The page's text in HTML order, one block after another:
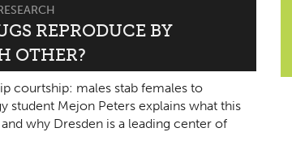
REPRODUCE BY
OTHER?
courtship: males stab females to
student Mejon Peters explains what this
why Dresden is a leading center of